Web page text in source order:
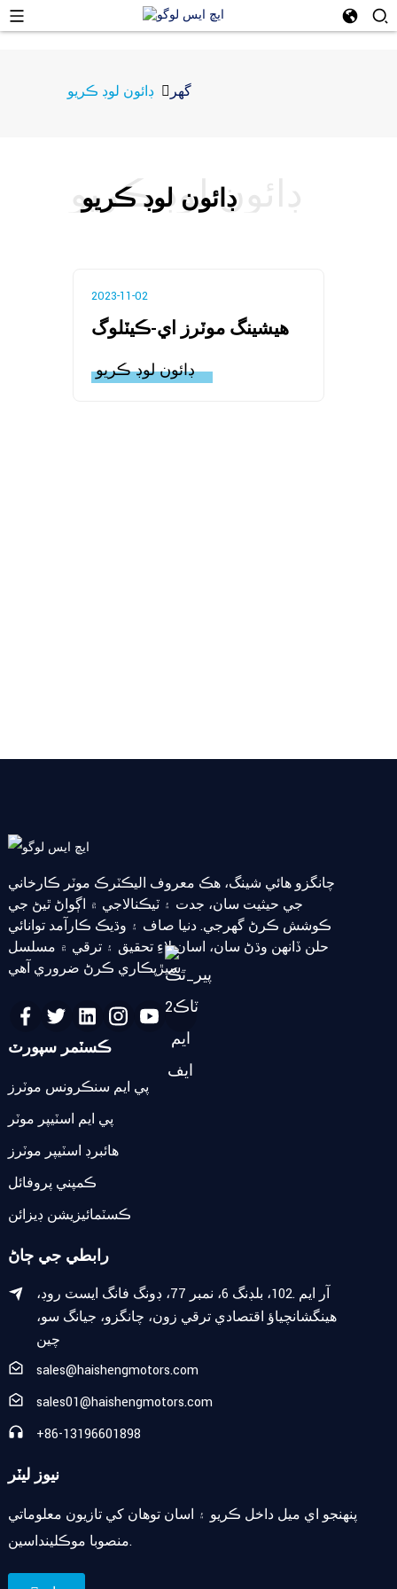
گھر ڊائون لوڊ ڪريو
ڊائون لوڊ ڪريو
ڊائون لوڊ ڪريو
2023-11-02
هيشينگ موٽرز اي-ڪيٽلوگ
ڊائون لوڊ ڪريو
چانگزو هائي شينگ، هڪ معروف اليڪٽرڪ موٽر ڪارخاني
جي حيثيت سان، جدت ۽ ٽيڪنالاجي ۾ اڳواڻ ٿيڻ جي
ڪوشش ڪرڻ گهرجي. دنيا صاف ۽ وڌيڪ ڪارآمد توانائي
حلن ڏانهن وڌڻ سان، اسان لاءِ تحقيق ۽ ترقي ۾ مسلسل
سيڙپڪاري ڪرڻ ضروري آهي.
ڪسٽمر سپورٽ
پي ايم سنڪرونس موٽرز
پي ايم اسٽيپر موٽر
هائبرڊ اسٽيپر موٽرز
ڪمپني پروفائل
ڪسٽمائيزيشن ڊيزائن
رابطي جي ڄاڻ
آر ايم .102، بلڊنگ 6، نمبر 77، ڊونگ فانگ ايسٽ روڊ،
هينگشانچياؤ اقتصادي ترقي زون، چانگزو، جيانگ سو،
چين
sales@haishengmotors.com
sales01@haishengmotors.com
+86-13196601898
نيوز ليٽر
پنهنجو اي ميل داخل ڪريو ۽ اسان توهان کي تازيون معلوماتي
منصوبا موڪلينداسين.